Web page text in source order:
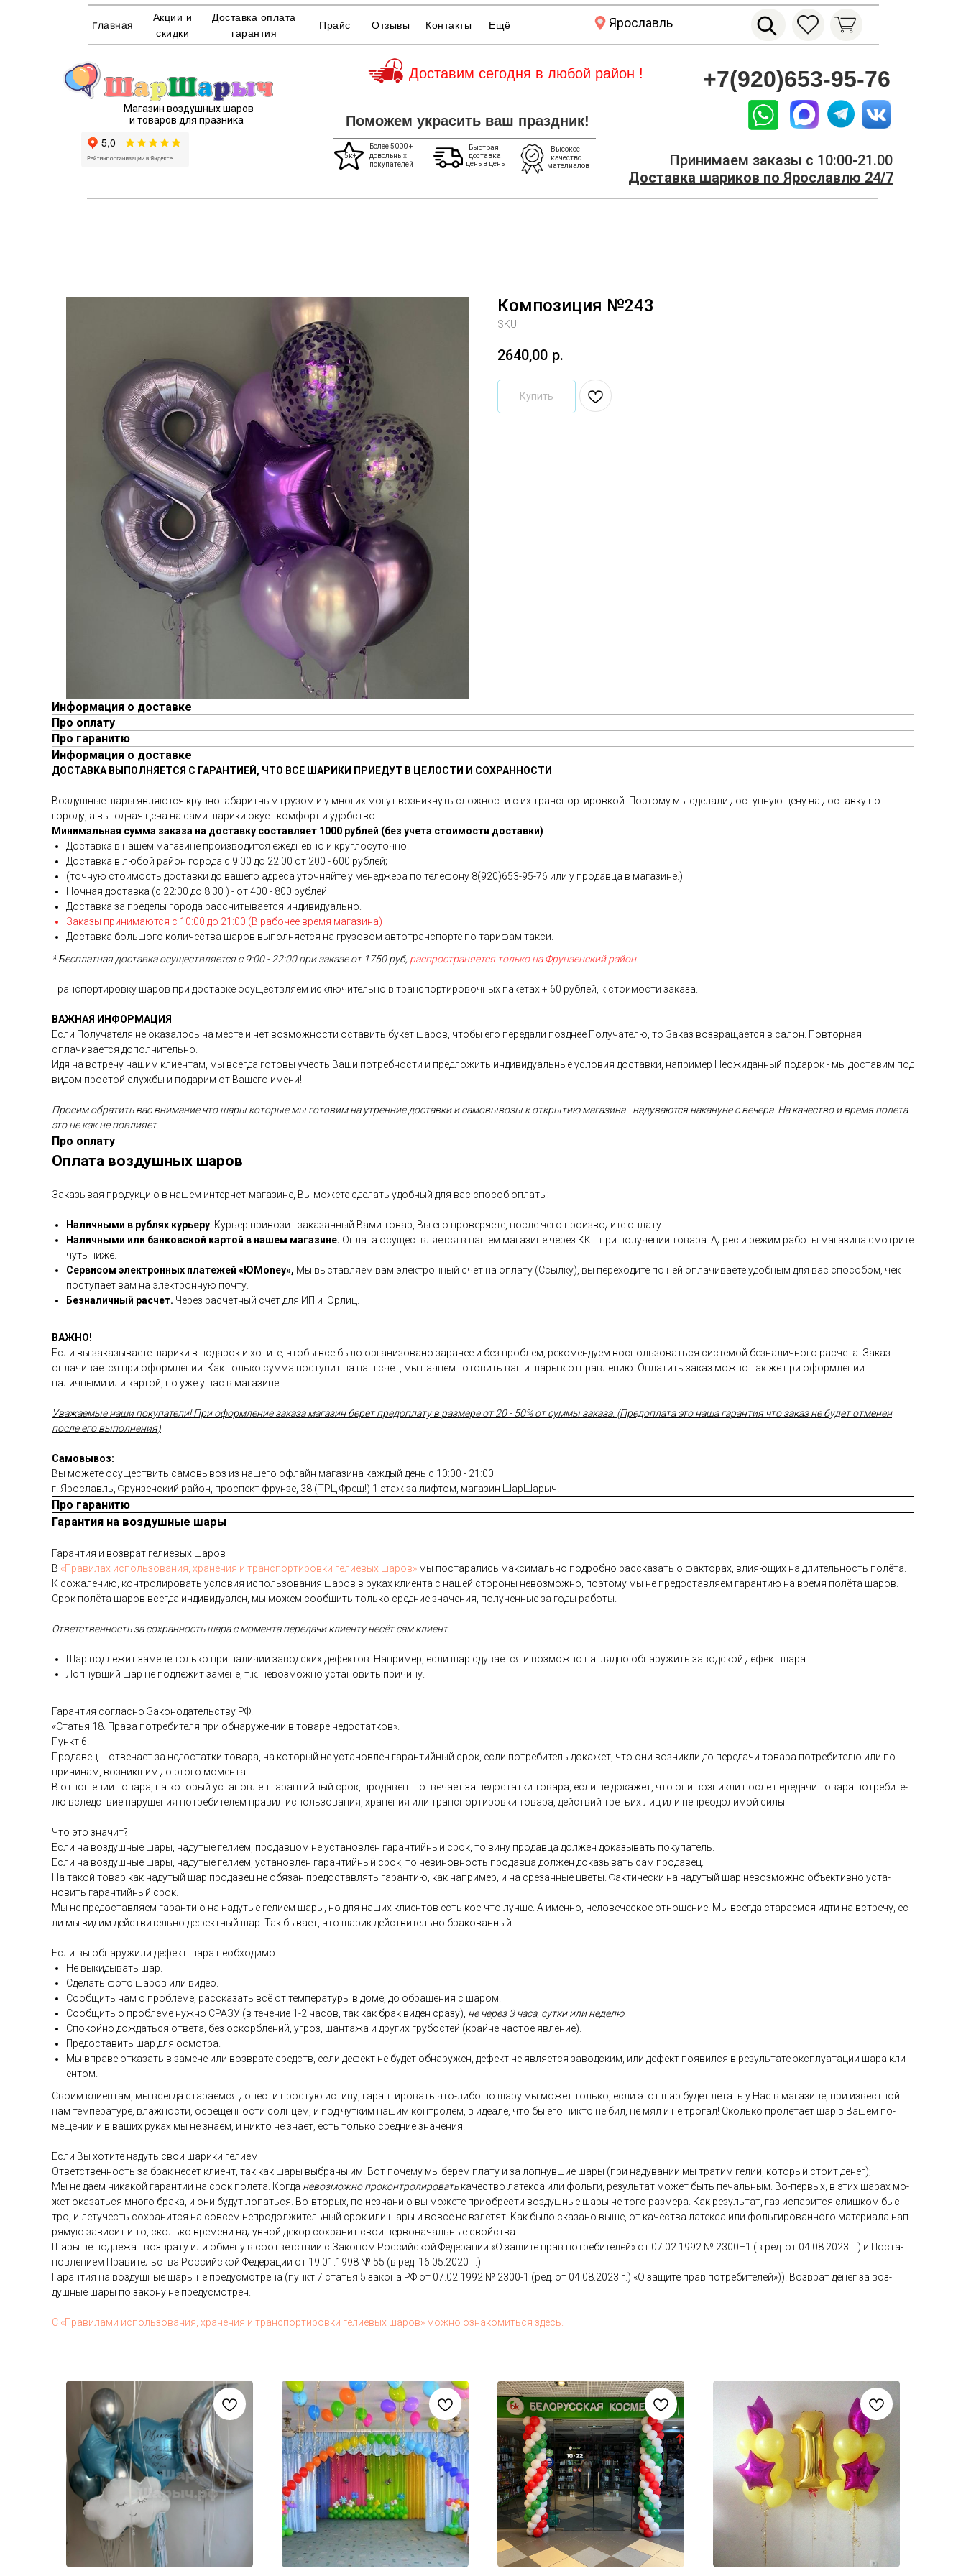
Главная Прайс
Доставка оплата
гарантия
Отзывы Контакты
Акции и
скидки
Ярославль
Ещё
+7(920)653-95-76
Принимаем заказы с 10:00-21.00
Доставка шариков по Ярославлю 24/7
Магазин воздушных шаров
и товаров для празника
довольных
5к+
покупателей
Быстрая
доставка
Более 5000 +
Высокое
качество
Поможем украсить ваш праздник!
мателиалов
день в день
Доставим сегодня в любой район !
Композиция №243
SKU:
2640,00 р.
Купить
Информация о доставке
Про оплату
Про гаранитю
Информация о доставке
ДОСТАВКА ВЫПОЛНЯЕТСЯ С ГАРАНТИЕЙ, ЧТО ВСЕ ШАРИКИ ПРИЕДУТ В ЦЕЛОСТИ И СОХРАННОСТИ
Воздушные шары являются крупногабаритным грузом и у многих могут возникнуть сложности с их транспортировкой. Поэтому мы сделали доступную цену на доставку по
городу, а выгодная цена на сами шарики окует комфорт и удобство.
Минимальная сумма заказа на доставку составляет 1000 рублей (без учета стоимости доставки)
Доставка в нашем магазине производится ежедневно и круглосуточно.
Доставка в любой район города c 9:00 до 22:00 от 200 - 600 рублей;
(точную стоимость доставки до вашего адреса уточняйте у менеджера по телефону 8(920)653-95-76 или у продавца в магазине.)
Ночная доставка (с 22:00 до 8:30 ) - от 400 - 800 рублей
Доставка за пределы города рассчитывается индивидуально.
Заказы принимаются с 10:00 до 21:00 (В рабочее время магазина)
Доставка большого количества шаров выполняется на грузовом автотранспорте по тарифам такси.
* Бесплатная доставка осуществляется с 9:00 - 22:00 при заказе от 1750 руб, распространяется только на Фрунзенский район.
Транспортировку шаров при доставке осуществляем исключительно в транспортировочных пакетах + 60 рублей, к стоимости заказа.
ВАЖНАЯ ИНФОРМАЦИЯ
Если Получателя не оказалось на месте и нет возможности оставить букет шаров, чтобы его передали позднее Получателю, то Заказ возвращается в салон. Повторная
оплачивается дополнительно.
Идя на встречу нашим клиентам, мы всегда готовы учесть Ваши потребности и предложить индивидуальные условия доставки, например Неожиданный подарок - мы доставим под
видом простой службы и подарим от Вашего имени!
Просим обратить вас внимание что шары которые мы готовим на утренние доставки и самовывозы к открытию магазина - надуваются накануне с вечера. На качество и время полета
это не как не повлияет.
Про оплату
Оплата воздушных шаров
Заказывая продукцию в нашем интернет-магазине, Вы можете сделать удобный для вас способ оплаты:
Наличными в рублях курьеру . Курьер привозит заказанный Вами товар, Вы его проверяете, после чего производите оплату.
Наличными или банковской картой в нашем магазине. Оплата осуществляется в нашем магазине через ККТ при получении товара. Адрес и режим работы магазина смотрите
чуть ниже.
Сервисом электронных платежей «ЮMoney», Мы выставляем вам электронный счет на оплату (Ссылку), вы переходите по ней оплачиваете удобным для вас способом, чек
поступает вам на электронную почту.
Безналичный расчет. Через расчетный счет для ИП и Юрлиц.
ВАЖНО!
Если вы заказываете шарики в подарок и хотите, чтобы все было организовано заранее и без проблем, рекомендуем воспользоваться системой безналичного расчета. Заказ
оплачивается при оформлении. Как только сумма поступит на наш счет, мы начнем готовить ваши шары к отправлению. Оплатить заказ можно так же при оформлении
наличными или картой, но уже у нас в магазине.
Уважаемые наши покупатели! При оформление заказа магазин берет предоплату в размере от 20 - 50% от суммы заказа. (Предоплата это наша гарантия что заказ не будет отменен
после его выполнения)
Самовывоз:
Вы можете осуществить самовывоз из нашего офлайн магазина каждый день с 10:00 - 21:00
г. Ярославль, Фрунзенский район, проспект фрунзе, 38 (ТРЦ Фреш!) 1 этаж за лифтом, магазин ШарШарыч.
Про гаранитю
Гарантия на воздушные шары
Га­ран­тия и воз­врат ге­ли­евых ша­ров
В «Пра­ви­лах ис­поль­зо­ва­ния, хра­не­ния и тран­спор­ти­ров­ки ге­ли­евых ша­ров» мы пос­та­рались мак­си­маль­но под­робно рас­ска­зать о фак­то­рах, вли­яющих на дли­тель­ность по­лёта.
К со­жале­нию, кон­тро­лиро­вать ус­ло­вия ис­поль­зо­вания ша­ров в ру­ках кли­ен­та с на­шей сто­роны не­воз­можно, по­это­му мы не пре­дос­тавля­ем га­ран­тию на вре­мя по­лёта ша­ров.
Срок по­лёта ша­ров всег­да ин­ди­виду­ален, мы мо­жем со­об­щить толь­ко сред­ние зна­чения, по­лучен­ные за го­ды ра­боты.
От­ветс­твен­ность за сох­ранность ша­ра с мо­мен­та пе­реда­чи кли­ен­ту не­сёт сам кли­ент.
Шар под­ле­жит за­мене толь­ко при на­личии за­вод­ских де­фек­тов. Нап­ри­мер, ес­ли шар сду­ва­ет­ся и воз­можно наг­лядно об­на­ружить за­вод­ской де­фект ша­ра.
Лоп­нувший шар не под­ле­жит за­мене, т.к. не­воз­можно ус­та­новить при­чину.
Га­ран­тия сог­ласно За­коно­датель­ству РФ.
«Статья 18. Пра­ва пот­ре­бите­ля при об­на­руже­нии в то­варе не­дос­татков».
Пункт 6.
Про­давец … от­ве­ча­ет за не­дос­татки то­вара, на ко­торый не ус­та­нов­лен га­ран­тий­ный срок, ес­ли пот­ре­битель до­кажет, что они воз­никли до пе­реда­чи то­вара пот­ре­бите­лю или по
при­чинам, воз­никшим до это­го мо­мен­та.
В от­но­шении то­вара, на ко­торый ус­та­нов­лен га­ран­тий­ный срок, про­давец … от­ве­ча­ет за не­дос­татки то­вара, ес­ли не до­кажет, что они воз­никли пос­ле пе­реда­чи то­вара пот­ре­бите­
лю вследс­твие на­руше­ния пот­ре­бите­лем пра­вил ис­поль­зо­вания, хра­нения или тран­спор­ти­ров­ки то­вара, дей­ствий треть­их лиц или неп­ре­одо­лимой си­лы
Что это зна­чит?
Ес­ли на воз­душные ша­ры, на­дутые ге­ли­ем, про­дав­цом не ус­та­нов­лен га­ран­тий­ный срок, то ви­ну про­дав­ца дол­жен до­казы­вать по­купа­тель.
Ес­ли на воз­душные ша­ры, на­дутые ге­ли­ем, ус­та­нов­лен га­ран­тий­ный срок, то не­винов­ность про­дав­ца дол­жен до­казы­вать сам про­давец.
На та­кой то­вар как на­дутый шар про­давец не обя­зан пре­дос­тавлять га­ран­тию, как нап­ри­мер, и на сре­зан­ные цве­ты. Фак­ти­чес­ки на на­дутый шар не­воз­можно объ­ек­тивно ус­та­
новить га­ран­тий­ный срок.
Мы не пре­дос­тавля­ем га­ран­тию на на­дутые ге­ли­ем ша­ры, но для на­ших кли­ен­тов есть кое-что луч­ше. А имен­но, че­лове­чес­кое от­но­шение! Мы всег­да ста­ра­ем­ся ид­ти на встре­чу, ес­
ли мы ви­дим дей­стви­тель­но де­фек­тный шар. Так бы­ва­ет, что ша­рик дей­стви­тель­но бра­кован­ный.
Ес­ли вы об­на­ружи­ли де­фект ша­ра не­об­хо­димо:
Не вы­киды­вать шар.
Сде­лать фо­то ша­ров или ви­део.
Со­об­щить нам о проб­ле­ме, рас­ска­зать всё от тем­пе­рату­ры в до­ме, до об­ра­щения с ша­ром.
Со­об­щить о проб­ле­ме нуж­но СРА­ЗУ (в те­чение 1-2 ча­сов, так как брак ви­ден сра­зу), не че­рез 3 ча­са, сут­ки или не­делю.
Спо­кой­но дож­дать­ся от­ве­та, без ос­кор­бле­ний, уг­роз, шан­та­жа и дру­гих гру­бос­тей (край­не час­тое яв­ле­ние).
Пре­дос­та­вить шар для ос­мотра.
Мы впра­ве от­ка­зать в за­мене или воз­вра­те средств, ес­ли де­фект не бу­дет об­на­ружен, де­фект не яв­ля­ет­ся за­вод­ским, или де­фект по­явил­ся в ре­зуль­та­те экс­плу­ата­ции ша­ра кли­
ен­том.
Сво­им кли­ен­там, мы всег­да ста­ра­ем­ся до­нес­ти прос­тую ис­ти­ну, га­ран­ти­ровать что-ли­бо по ша­ру мы мо­жет толь­ко, ес­ли этот шар бу­дет ле­тать у Нас в ма­гази­не, при из­вес­тной
нам тем­пе­рату­ре, влаж­ности, ос­ве­щен­ности сол­нцем, и под чут­ким на­шим кон­тро­лем, в иде­але, что бы его ник­то не бил, не мял и не тро­гал! Сколь­ко про­лета­ет шар в Ва­шем по­
меще­нии и в ва­ших ру­ках мы не зна­ем, и ник­то не зна­ет, есть толь­ко сред­ние зна­чения.
Ес­ли Вы хо­тите на­дуть свои ша­рики ге­ли­ем
От­ветс­твен­ность за брак не­сет кли­ент, так как ша­ры выб­ра­ны им. Вот по­чему мы бе­рем пла­ту и за лоп­нувшие ша­ры (при на­дува­нии мы тра­тим ге­лий, ко­торый сто­ит де­нег);
Мы не да­ем ни­какой га­ран­тии на срок по­лета. Ког­да не­воз­можно про­кон­тро­лиро­ватька­чес­тво ла­тек­са или фоль­ги, ре­зуль­тат мо­жет быть пе­чаль­ным. Во-пер­вых, в этих ша­рах мо­
жет ока­зать­ся мно­го бра­ка, и они бу­дут ло­пать­ся. Во-вто­рых, по нез­на­нию вы мо­жете при­об­рести воз­душные ша­ры не то­го раз­ме­ра. Как ре­зуль­тат, газ ис­па­рит­ся слиш­ком быс­
тро, и ле­тучесть сох­ра­нит­ся на сов­сем неп­ро­дол­жи­тель­ный срок или ша­ры и вов­се не взле­тят. Как бы­ло ска­зано вы­ше, от ка­чес­тва ла­тек­са или фоль­ги­рован­но­го ма­тери­ала нап­
ря­мую за­висит и то, сколь­ко вре­мени на­дув­ной де­кор сох­ра­нит свои пер­во­началь­ные свой­ства.
Ша­ры не под­ле­жат воз­вра­ту или об­ме­ну в со­от­ветс­твии с За­коном Рос­сий­ской Фе­дера­ции «О за­щите прав пот­ре­бите­лей» от 07.02.1992 № 2300–1 (в ред. от 04.08.2023 г.) и Пос­та­
нов­ле­ни­ем Пра­витель­ства Рос­сий­ской Фе­дера­ции от 19.01.1998 № 55 (в ред. 16.05.2020 г.)
Га­ран­тия на воз­душные ша­ры не пре­дус­мотре­на (пункт 7 статья 5 за­кона РФ от 07.02.1992 № 2300-1 (ред. от 04.08.2023 г.) «О за­щите прав пот­ре­бите­лей»)). Воз­врат де­нег за воз­
душные ша­ры по за­кону не пре­дус­мотрен.
С «Пра­вила­ми ис­поль­зо­вания, хра­нения и тран­спор­ти­ров­ки ге­ли­евых ша­ров» мож­но оз­на­комить­ся здесь.